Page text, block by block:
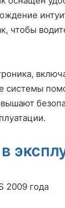
чтобы
системы